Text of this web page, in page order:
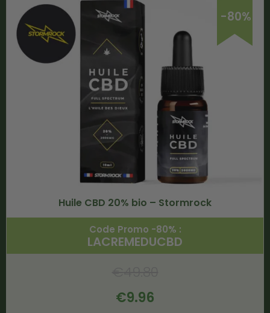
-80%
Huile CBD 20% bio – Stormrock
Code Promo -80% :
LACREMEDUCBD
€9.96